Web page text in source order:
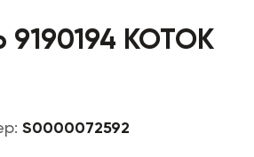
КОТОК
S0000072592